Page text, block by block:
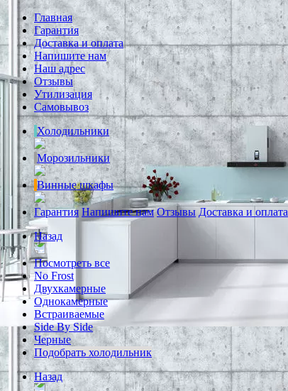
Главная
Гарантия
Доставка и оплата
Напишите нам
Наш адрес
Отзывы
Утилизация
Самовывоз
Холодильники
Морозильники
Винные шкафы
Гарантия Напишите нам Отзывы Доставка и оплата
Назад
Посмотреть все
No Frost
Двухкамерные
Однокамерные
Встраиваемые
Side By Side
Черные
Подобрать холодильник
Назад